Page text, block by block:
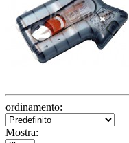
ordinamento:
Mostra: